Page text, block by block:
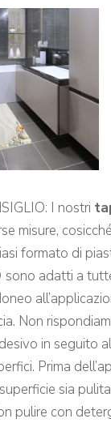
I nostri
misure,
formato di
sono adatti a
Non
in seguito
Prima
sia
pulire con